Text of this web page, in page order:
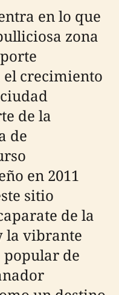
en lo que
zona
crecimiento
de la
de
en 2011
sitio
de la
la vibrante
de